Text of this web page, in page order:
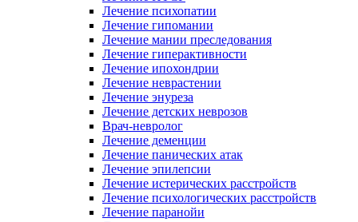
Лечение психопатии
Лечение гипомании
Лечение мании преследования
Лечение гиперактивности
Лечение ипохондрии
Лечение неврастении
Лечение энуреза
Лечение детских неврозов
Врач-невролог
Лечение деменции
Лечение панических атак
Лечение эпилепсии
Лечение истерических расстройств
Лечение психологических расстройств
Лечение паранойи